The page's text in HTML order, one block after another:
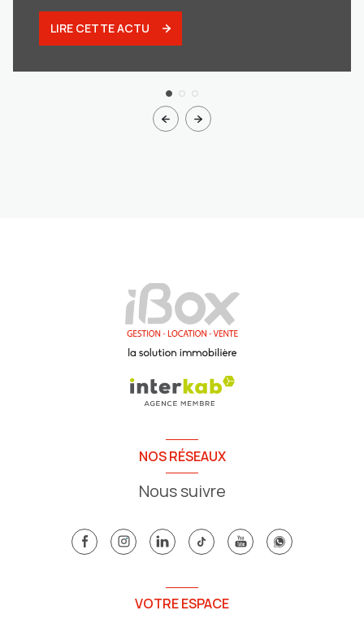
LIRE CETTE ACTU
NOS RÉSEAUX
Nous suivre
VOTRE ESPACE